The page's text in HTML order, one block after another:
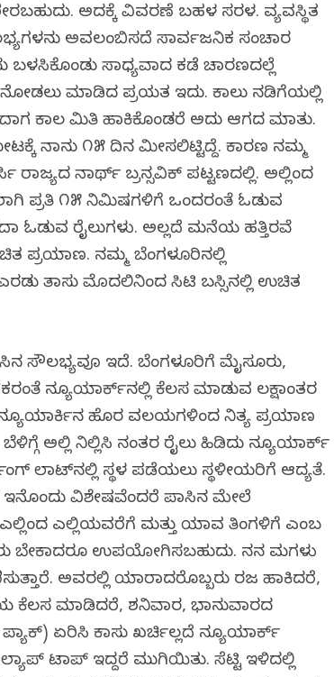
ಅದಕ್ಕೆ ವಿವರಣೆ ಬಹಳ ಸರಳ. ವ್ಯವಸ್ಥಿತ
ಅವಲಂಬಿಸದೆ ಸಾರ್ವಜನಿಕ ಸಂಚಾರ
ಬಳಸಿಕೊಂಡು ಸಾಧ್ಯವಾದ ಕಡೆ ಚಾರಣದಲ್ಲೆ
ಮಾಡಿದ ಪ್ರಯತ್ನ ಇದು. ಕಾಲು ನಡಿಗೆಯಲ್ಲಿ
ಕಾಲ ಮಿತಿ ಹಾಕಿಕೊಂಡರೆ ಅದು ಆಗದ ಮಾತು.
ನಾನು ೧೫ ದಿನ ಮೀಸಲಿಟ್ಟಿದ್ದೆ. ಕಾರಣ ನಮ್ಮ
ರಾಜ್ಯದ ನಾರ್ಥ್ ಬ್ರನ್ಸವಿಕ್ ಪಟ್ಟಣದಲ್ಲಿ. ಅಲ್ಲಿಂದ
ಪ್ರತಿ ೧೫ ನಿಮಿಷಗಳಿಗೆ ಒಂದರಂತೆ ಓಡುವ
ಓಡುವ ರೈಲುಗಳು. ಅಲ್ಲದೆ ಮನೆಯ ಹತ್ತಿರವೆ
ಪ್ರಯಾಣ. ನಮ್ಮ ಬೆಂಗಳೂರಿನಲ್ಲಿ
ತಾಸು ಮೊದಲಿನಿಂದ ಸಿಟಿ ಬಸ್ಸಿನಲ್ಲಿ ಉಚಿತ
ಸೌಲಭ್ಯವೂ ಇದೆ. ಬೆಂಗಳೂರಿಗೆ ಮೈಸೂರು,
ನ್ಯೂಯಾರ್ಕ್‌ನಲ್ಲಿ ಕೆಲಸ ಮಾಡುವ ಲಕ್ಷಾಂತರ
ನ್ಯೂಯಾರ್ಕಿನ ಹೊರ ವಲಯಗಳಿಂದ ನಿತ್ಯ ಪ್ರಯಾಣ
ಬೆಳಿಗ್ಗೆ ಅಲ್ಲಿ ನಿಲ್ಲಿಸಿ ನಂತರ ರೈಲು ಹಿಡಿದು ನ್ಯೂಯಾರ್ಕ್‌
ಲಾಟ್‌ನಲ್ಲಿ ಸ್ಥಳ ಪಡೆಯಲು ಸ್ಥಳೀಯರಿಗೆ ಆದ್ಯತೆ.
ವಿಶೇಷವೆಂದರೆ ಪಾಸಿನ ಮೇಲೆ
ಎಲ್ಲಿಯವರೆಗೆ ಮತ್ತು ಯಾವ ತಿಂಗಳಿಗೆ ಎಂಬ
ಬೇಕಾದರೂ ಉಪಯೋಗಿಸಬಹುದು. ನನ್ನ ಮಗಳು
ಅವರಲ್ಲಿ ಯಾರಾದರೊಬ್ಬರು ರಜ ಹಾಕಿದರೆ,
ಕೆಲಸ ಮಾಡಿದರೆ, ಶನಿವಾರ, ಭಾನುವಾರದ
ಏರಿಸಿ ಕಾಸು ಖರ್ಚಿಲ್ಲದೆ ನ್ಯೂಯಾರ್ಕ್‌
ಲ್ಯಾಪ್ ಟಾಪ್ ಇದ್ದರೆ ಮುಗಿಯಿತು. ಸೆಟ್ಟಿ ಇಳಿದಲ್ಲಿ